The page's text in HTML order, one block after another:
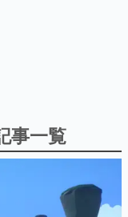
に与えた影響を探る企
要なトピック・タイト
タビューや識者による
きる決定版！
事一覧